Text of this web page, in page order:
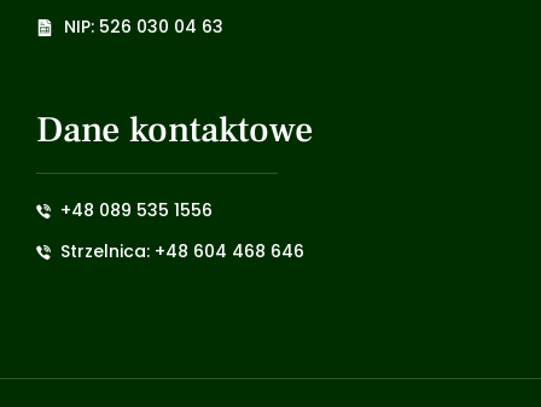
NIP: 526 030 04 63
Dane kontaktowe
+48 089 535 1556
Strzelnica: +48 604 468 646